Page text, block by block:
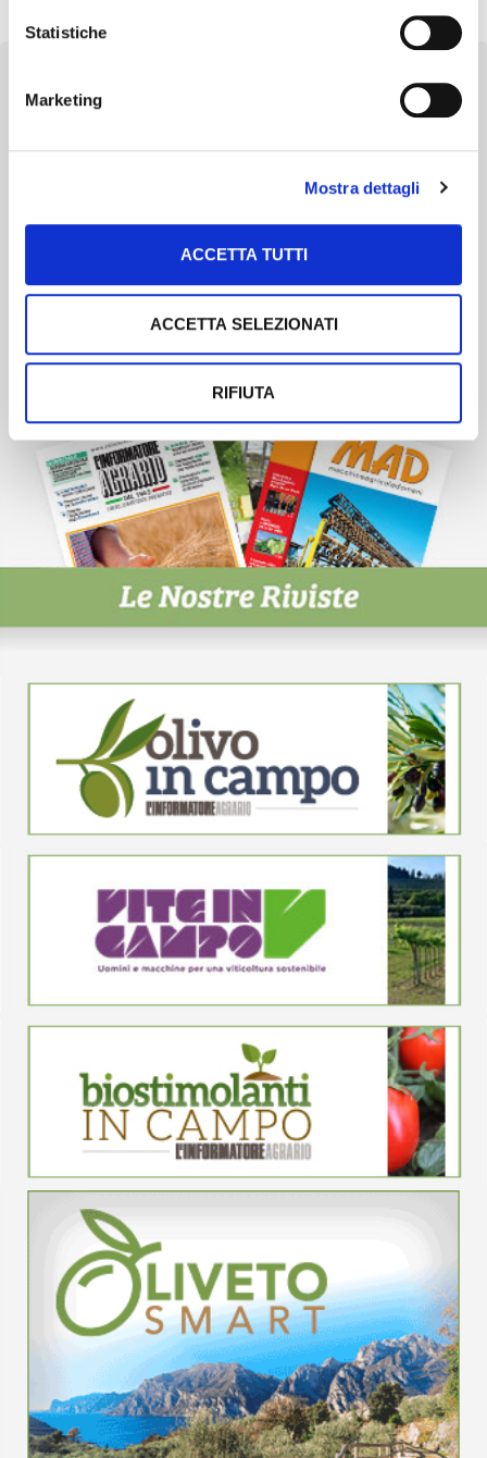
Statistiche
Marketing
Mostra dettagli
ACCETTA TUTTI
ACCETTA SELEZIONATI
RIFIUTA
Scopri un servizio d'informazione di alta qualità. Tagliato sulle tue
esigenze.
ISCRIVITI